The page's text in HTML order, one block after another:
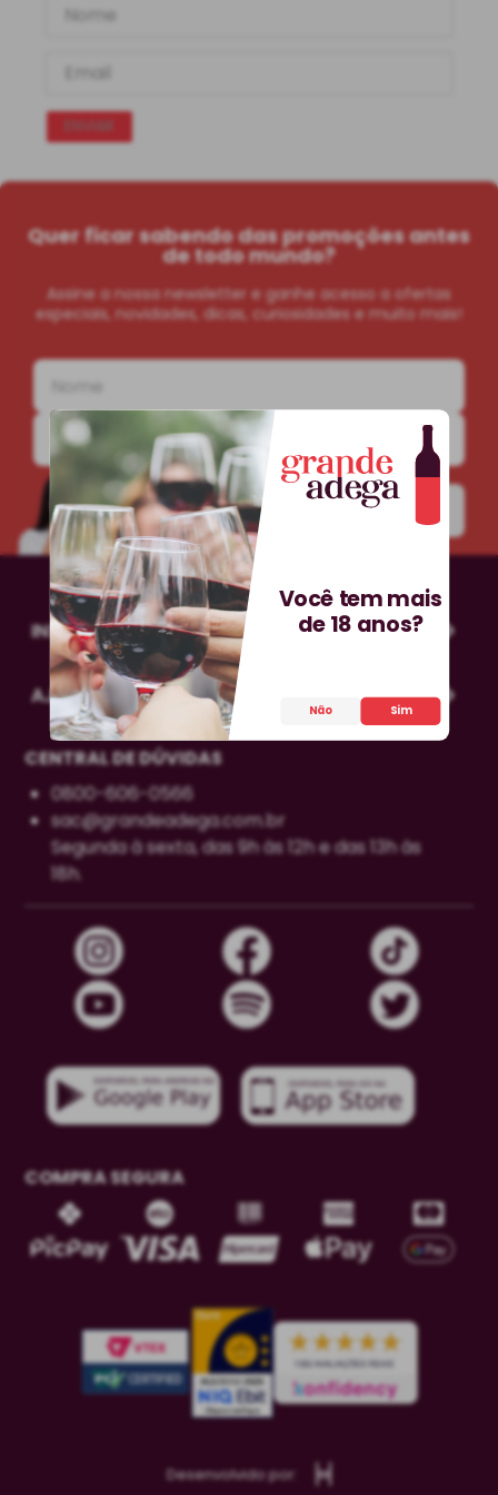
Quer ficar sabendo das promoções antes
de todo mundo?
Assine a nossa newsletter e ganhe acesso a ofertas
especiais, novidades, dicas, curiosidades e muito mais!
INSCREVA-SE!
INSTITUCIONAL
AJUDA
CENTRAL DE DÚVIDAS
0800-606-0566
sac@grandeadega.com.br
Segunda à sexta, das 9h às 12h e das 13h às
18h.
COMPRA SEGURA
Desenvolvido por:
Você tem mais
de 18 anos?
Não Sim